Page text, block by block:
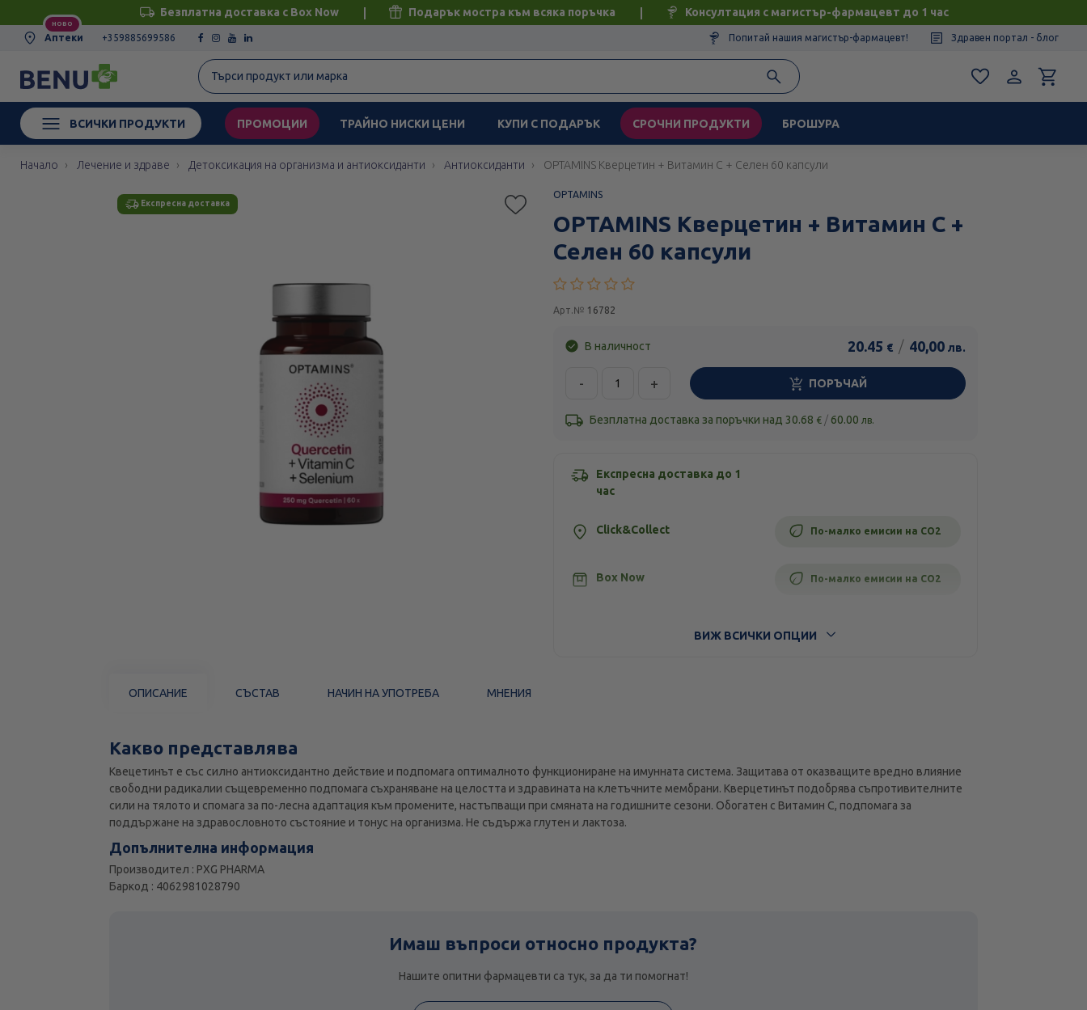
Безплатна доставка с Box Now Подарък мостра към всяка поръчка Консултация с магистър-фармацевт до 1 час
НОВО
Аптеки +359885699586 Попитай нашия магистър-фармацевт! Здравен портал - блог
ВСИЧКИ ПРОДУКТИ ПРОМОЦИИ ТРАЙНО НИСКИ ЦЕНИ КУПИ С ПОДАРЪК СРОЧНИ ПРОДУКТИ БРОШУРА
Начало Лечение и здраве Детоксикация на организма и антиоксиданти Антиоксиданти OPTAMINS Кверцетин + Витамин С + Селен 60 капсули
Експресна доставка
OPTAMINS
OPTAMINS Кверцетин + Витамин С +
Селен 60 капсули
Арт.№ 16782
В наличност 20.45 € / 40,00 лв.
- + ПОРЪЧАЙ
Безплатна доставка за поръчки над 30.68 € / 60.00 лв.
Експресна доставка до 1
час
Click&Collect По-малко емисии на CO2
Box Now По-малко емисии на CO2
ВИЖ ВСИЧКИ ОПЦИИ
ОПИСАНИЕ СЪСТАВ НАЧИН НА УПОТРЕБА МНЕНИЯ
Какво представлява
Квецетинът е със силно антиоксидантно действие и подпомага оптималното функциониране на имунната система. Защитава от оказващите вредно влияние
свободни радикалии същевременно подпомага съхраняване на целостта и здравината на клетъчните мембрани. Кверцетинът подобрява съпротивителните
сили на тялото и спомага за по-лесна адаптация към промените, настъпващи при смяната на годишните сезони. Обогатен с Витамин С, подпомага за
поддържане на здравословното състояние и тонус на организма. Не съдържа глутен и лактоза.
Допълнителна информация
Производител : PXG PHARMA
Баркод : 4062981028790
Имаш въпроси относно продукта?
Нашите опитни фармацевти са тук, за да ти помогнат!